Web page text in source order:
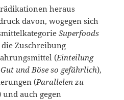
heraus
davon, wogegen sich
Superfoods
Zuschreibung
(Einteilung
und Böse so gefährlich),
(Parallelen zu
und auch gegen